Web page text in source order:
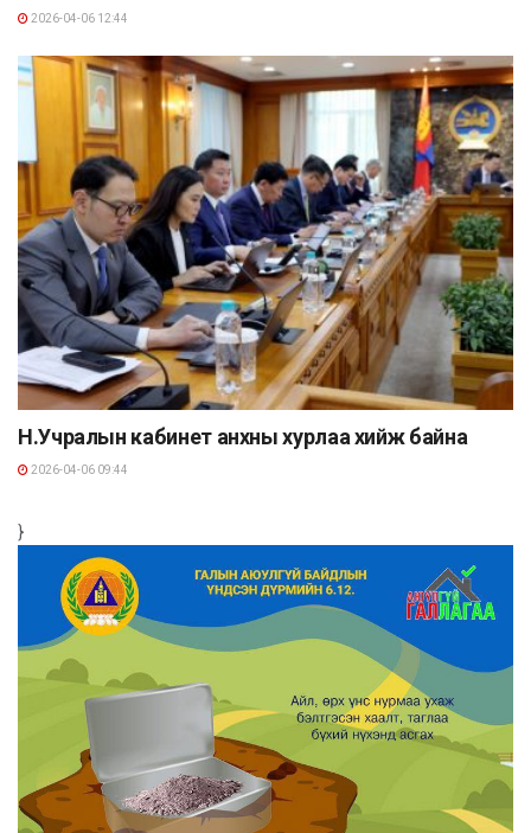
2026-04-06 12:44
Н.Учралын кабинет анхны хурлаа хийж байна
2026-04-06 09:44
}